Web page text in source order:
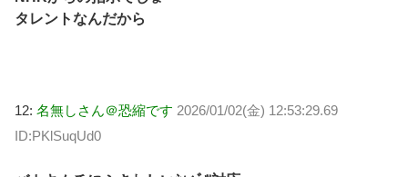
タレントなんだから
12: 名無しさん＠恐縮です 2026/01/02(金) 12:53:29.69
ID:PKlSuqUd0